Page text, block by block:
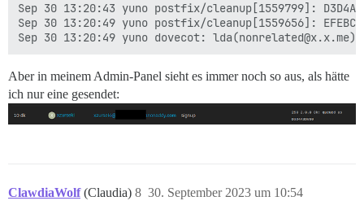
Sep 30 13:20:43 yuno postfix/cleanup[1559799]:
Sep 30 13:20:49 yuno postfix/cleanup[1559656]:
Aber in meinem Admin-Panel sieht es immer noch so aus, als hätte
ich nur eine gesendet:
ClawdiaWolf (Claudia) 30. September 2023 um 10:54
8